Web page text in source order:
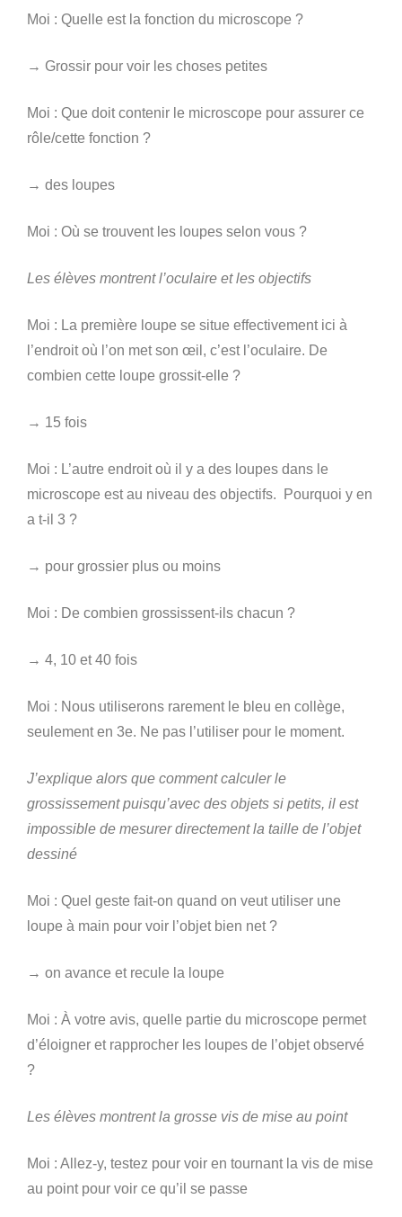
Moi : Quelle est la fonction du microscope ?
→ Grossir pour voir les choses petites
Moi : Que doit contenir le microscope pour assurer ce
rôle/cette fonction ?
→ des loupes
Moi : Où se trouvent les loupes selon vous ?
Les élèves montrent l’oculaire et les objectifs
Moi : La première loupe se situe effectivement ici à
l’endroit où l’on met son œil, c’est l’oculaire. De
combien cette loupe grossit-elle ?
→ 15 fois
Moi : L’autre endroit où il y a des loupes dans le
microscope est au niveau des objectifs. Pourquoi y en
a t-il 3 ?
→ pour grossier plus ou moins
Moi : De combien grossissent-ils chacun ?
→ 4, 10 et 40 fois
Moi : Nous utiliserons rarement le bleu en collège,
seulement en 3e. Ne pas l’utiliser pour le moment.
J’explique alors que comment calculer le
grossissement puisqu’avec des objets si petits, il est
impossible de mesurer directement la taille de l’objet
dessiné
Moi : Quel geste fait-on quand on veut utiliser une
loupe à main pour voir l’objet bien net ?
→ on avance et recule la loupe
Moi : À votre avis, quelle partie du microscope permet
d’éloigner et rapprocher les loupes de l’objet observé
?
Les élèves montrent la grosse vis de mise au point
Moi : Allez-y, testez pour voir en tournant la vis de mise
au point pour voir ce qu’il se passe